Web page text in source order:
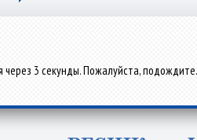
через 3 секунды. Пожалуйста, подождите.